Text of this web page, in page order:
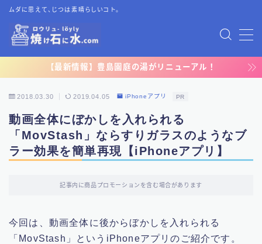
ムダに思えて、じつは素晴らしいコト。
MENU
TOP
プライバシーポリシー
運営者情報
【最新情報】豊島園庭の湯がリニューアル！
2018.03.30 2019.04.05 iPhoneアプリ PR
動画全体にぼかしを入れられる
「MovStash」ならすりガラスのようなブ
ラー効果を簡単再現【iPhoneアプリ】
記事内に商品プロモーションを含む場合があります
今回は、動画全体に後からぼかしを入れられる
「MovStash」というiPhoneアプリのご紹介です。